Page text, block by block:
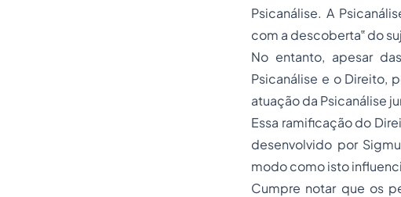
Psicanálise. A
com a descoberta‟ do
No entanto, apesar
Psicanálise e o Direito,
atuação da Psicanálise
Essa ramificação do
desenvolvido por
modo como isto
Cumpre notar que os